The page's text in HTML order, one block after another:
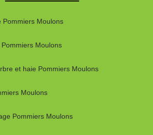
Pommiers Moulons
Moulons
et haie Pommiers Moulons
Moulons
Pommiers Moulons